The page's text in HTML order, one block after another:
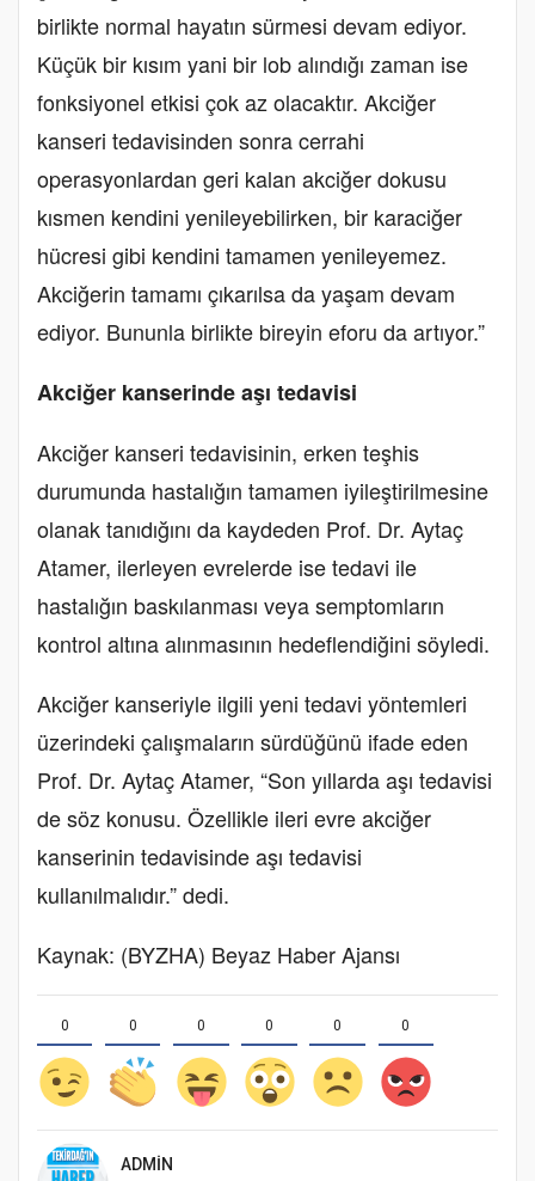
birlikte normal hayatın sürmesi devam ediyor.
Küçük bir kısım yani bir lob alındığı zaman ise
fonksiyonel etkisi çok az olacaktır. Akciğer
kanseri tedavisinden sonra cerrahi
operasyonlardan geri kalan akciğer dokusu
kısmen kendini yenileyebilirken, bir karaciğer
hücresi gibi kendini tamamen yenileyemez.
Akciğerin tamamı çıkarılsa da yaşam devam
ediyor. Bununla birlikte bireyin eforu da artıyor.”
Akciğer kanserinde aşı tedavisi
Akciğer kanseri tedavisinin, erken teşhis
durumunda hastalığın tamamen iyileştirilmesine
olanak tanıdığını da kaydeden Prof. Dr. Aytaç
Atamer, ilerleyen evrelerde ise tedavi ile
hastalığın baskılanması veya semptomların
kontrol altına alınmasının hedeflendiğini söyledi.
Akciğer kanseriyle ilgili yeni tedavi yöntemleri
üzerindeki çalışmaların sürdüğünü ifade eden
Prof. Dr. Aytaç Atamer, “Son yıllarda aşı tedavisi
de söz konusu. Özellikle ileri evre akciğer
kanserinin tedavisinde aşı tedavisi
kullanılmalıdır.” dedi.
Kaynak: (BYZHA) Beyaz Haber Ajansı
0 0 0 0 0 0
ADMIN